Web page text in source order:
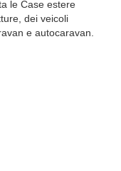
le Case estere
dei veicoli
e autocaravan.